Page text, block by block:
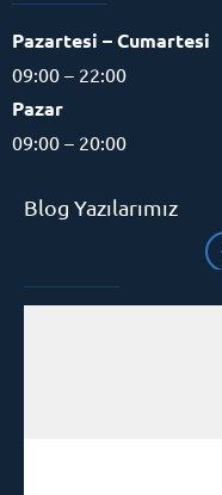
Pazartesi – Cumartesi
09:00 – 22:00
Pazar
09:00 – 20:00
Blog Yazılarımız